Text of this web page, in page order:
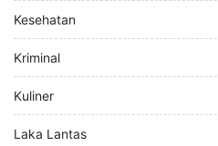
Kesehatan
Kriminal
Kuliner
Laka Lantas